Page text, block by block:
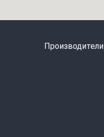
Производители